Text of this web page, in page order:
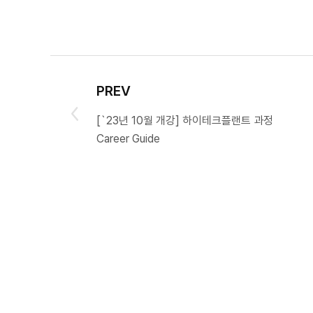
PREV
[`23년 10월 개강] 하이테크플랜트 과정
Career Guide